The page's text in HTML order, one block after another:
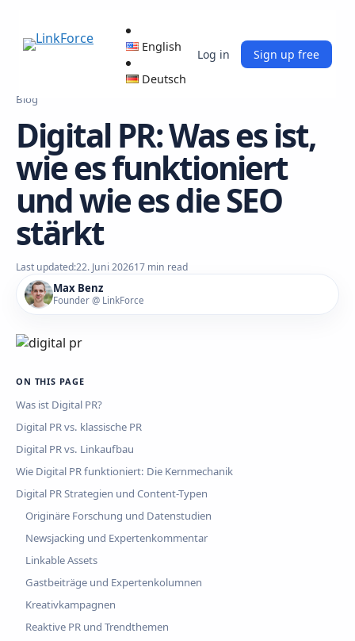
English
Deutsch
Log in Sign up free
Blog
Digital PR: Was es ist,
wie es funktioniert
und wie es die SEO
stärkt
Last updated:22. Juni 202617 min read
Max Benz
Founder @ LinkForce
ON THIS PAGE
Was ist Digital PR?
Digital PR vs. klassische PR
Digital PR vs. Linkaufbau
Wie Digital PR funktioniert: Die Kernmechanik
Digital PR Strategien und Content-Typen
Originäre Forschung und Datenstudien
Newsjacking und Expertenkommentar
Linkable Assets
Gastbeiträge und Expertenkolumnen
Kreativkampagnen
Reaktive PR und Trendthemen